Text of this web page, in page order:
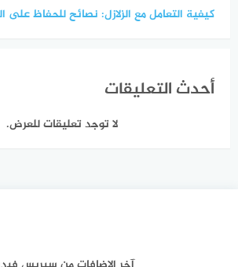
كيفية التعامل مع الزلازل: نصائح للحفاظ
أحدث التعليقات
لا توجد تعليقات للعرض.